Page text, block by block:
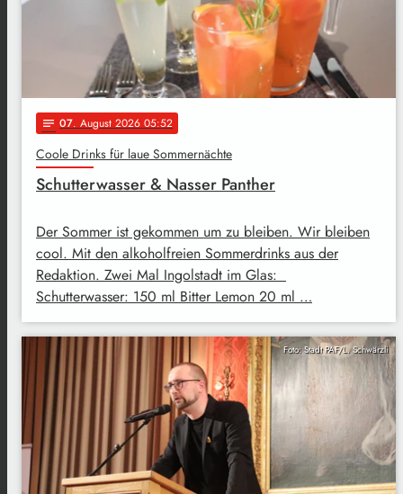
notes 07. August 2026 05:52
Coole Drinks für laue Sommernächte
Schutterwasser & Nasser Panther
Der Sommer ist gekommen um zu bleiben. Wir bleiben
cool. Mit den alkoholfreien Sommerdrinks aus der
Redaktion. Zwei Mal Ingolstadt im Glas:
Schutterwasser: 150 ml Bitter Lemon 20 ml …
Foto: Stadt PAF/L. Schwärzli